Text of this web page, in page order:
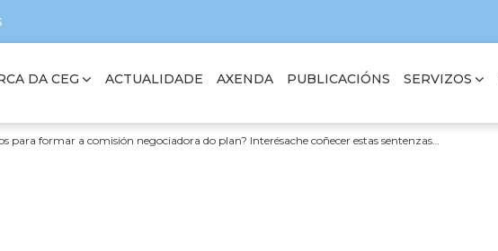
DA CEG ACTUALIDADE AXENDA PUBLICACIÓNS SERVIZOS
para formar a comisión negociadora do plan? Interésache coñecer estas sentenzas…